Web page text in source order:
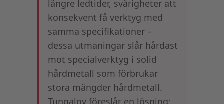
längre ledtider, svårigheter att
konsekvent få verktyg med
samma specifikationer –
dessa utmaningar slår hårdast
mot specialverktyg i solid
hårdmetall som förbrukar
stora mängder hårdmetall.
Tungaloy föreslår en lösning: